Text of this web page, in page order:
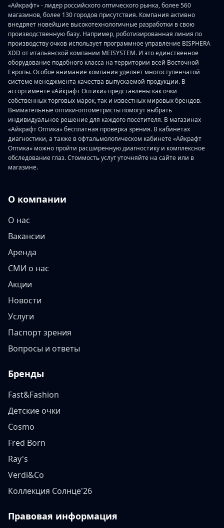
«Айкрафт» - лидер российского оптического рынка, более 560
магазинов, более 130 городов присутствия. Компания активно
внедряет новейшие высокотехнологичные разработки в свою
производственную базу. Например, роботизированная линия по
производству очков использует программное управление BISPHERA
XDD от итальянской компании MEISYSTEM. И это единственное
оборудование подобного класса на территории всей Восточной
Европы. Особое внимание компания уделяет многоступенчатой
системе менеджмента качества выпускаемой продукции. В
ассортименте «Айкрафт Оптики» представлены как очки
собственных торговых марок, так и известных мировых брендов.
Внимательные оптики-оптометристы помогут выбрать
индивидуальное решение для каждого посетителя. В магазинах
«Айкрафт Оптика» бесплатная проверка зрения. В кабинетах
диагностики, а также в офтальмологическом кабинете «Айкрафт
Оптика» можно пройти расширенную диагностику и комплексное
обследование глаз. Стоимость услуг уточняйте на сайте или в
магазине.
О компании
О нас
Вакансии
Аренда
СМИ о нас
Акции
Новости
Услуги
Паспорт зрения
Вопросы и ответы
Бренды
Fast&Fashion
Детские очки
Cosmo
Fred Born
Ray's
Verdi&Co
Коллекция Солнце'26
Правовая информация